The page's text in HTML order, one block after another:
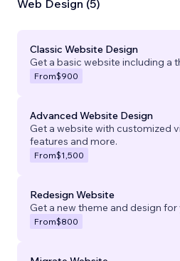
Web Design (5)
Classic Website Design
Get a basic website including a
From$900
Advanced Website Design
Get a website with customized
features and more.
From$1,500
Redesign Website
Get a new theme and design
From$800